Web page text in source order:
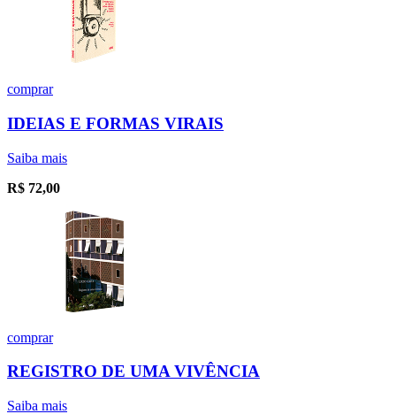
comprar
IDEIAS E FORMAS VIRAIS
Saiba mais
R$ 72,00
comprar
REGISTRO DE UMA VIVÊNCIA
Saiba mais